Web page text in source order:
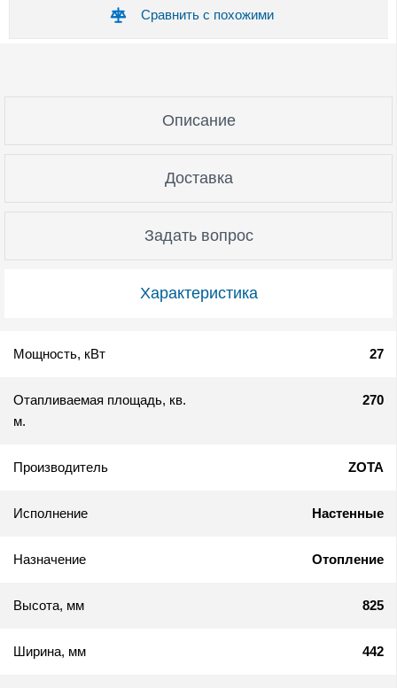
Сравнить с похожими
Характеристика
Описание
Доставка
Задать вопрос
Мощность, кВт 27
Отапливаемая площадь, кв.
м.
270
Производитель ZOTA
Исполнение Настенные
Назначение Отопление
Высота, мм 825
Ширина, мм 442